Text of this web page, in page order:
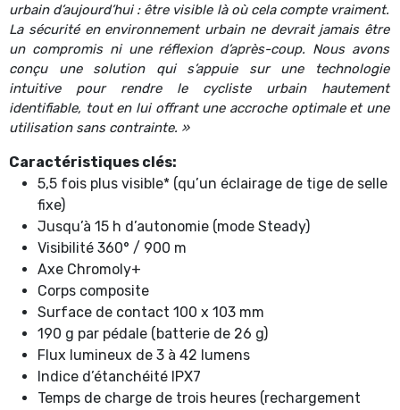
urbain d’aujourd’hui : être visible là où cela compte vraiment.
La sécurité en environnement urbain ne devrait jamais être
un compromis ni une réflexion d’après-coup. Nous avons
conçu une solution qui s’appuie sur une technologie
intuitive pour rendre le cycliste urbain hautement
identifiable, tout en lui offrant une accroche optimale et une
utilisation sans contrainte. »
Caractéristiques clés:
5,5 fois plus visible* (qu’un éclairage de tige de selle
fixe)
Jusqu’à 15 h d’autonomie (mode Steady)
Visibilité 360° / 900 m
Axe Chromoly+
Corps composite
Surface de contact 100 x 103 mm
190 g par pédale (batterie de 26 g)
Flux lumineux de 3 à 42 lumens
Indice d’étanchéité IPX7
Temps de charge de trois heures (rechargement